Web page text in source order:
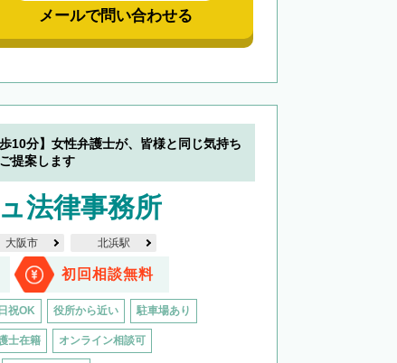
メールで問い合わせる
10分】女性弁護士が、皆様と同じ気持ち
提案します
法律事務所
大阪市 北浜駅
初回相談無料
祝OK 役所から近い 駐車場あり
士在籍 オンライン相談可